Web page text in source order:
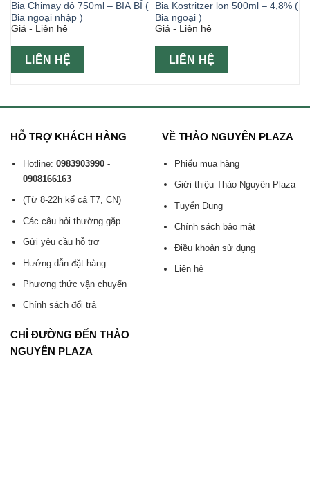
Bia Chimay đỏ 750ml – BIA BỈ (
Bia ngoại nhập )
Giá - Liên hệ
LIÊN HỆ
Bia Kostritzer lon 500ml – 4,8% (
Bia ngoại )
Giá - Liên hệ
LIÊN HỆ
HỖ TRỢ KHÁCH HÀNG
Hotline: 0983903990 -
0908166163
(Từ 8-22h kể cả T7, CN)
Các câu hỏi thường gặp
Gửi yêu cầu hỗ trợ
Hướng dẫn đặt hàng
Phương thức vận chuyển
Chính sách đổi trả
VỀ THẢO NGUYÊN PLAZA
Phiếu mua hàng
Giới thiệu Thảo Nguyên Plaza
Tuyển Dụng
Chính sách bảo mật
Điều khoản sử dụng
Liên hệ
CHỈ ĐƯỜNG ĐẾN THẢO
NGUYÊN PLAZA